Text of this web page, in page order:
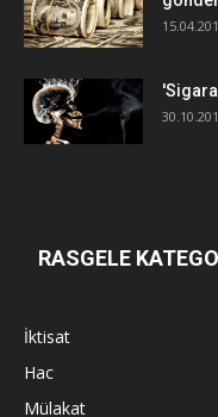
RASGELE
İktisat
Hac
Mülakat